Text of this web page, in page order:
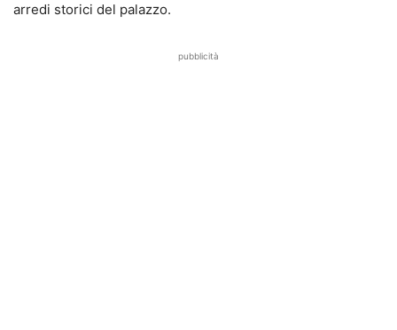
arredi storici del palazzo.
pubblicità